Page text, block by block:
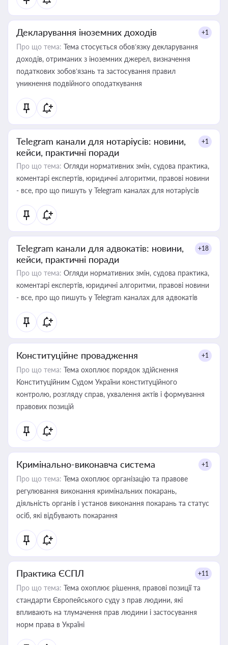
Декларування іноземних доходів +1
Про що тема: Тема стосується обов’язку декларування
доходів, отриманих з іноземних джерел, визначення
податкових зобов’язань та застосування правил
уникнення подвійного оподаткування
Telegram канали для нотаріусів: новини,
кейси, практичні поради
+1
Про що тема: Огляди нормативних змін, судова практика,
коментарі експертів, юридичні алгоритми, правові новини
- все, про що пишуть у Telegram каналах для нотаріусів
Telegram канали для адвокатів: новини,
кейси, практичні поради
+18
Про що тема: Огляди нормативних змін, судова практика,
коментарі експертів, юридичні алгоритми, правові новини
- все, про що пишуть у Telegram каналах для адвокатів
Конституційне провадження +1
Про що тема: Тема охоплює порядок здійснення
Конституційним Судом України конституційного
контролю, розгляду справ, ухвалення актів і формування
правових позицій
Кримінально-виконавча система +1
Про що тема: Тема охоплює організацію та правове
регулювання виконання кримінальних покарань,
діяльність органів і установ виконання покарань та статус
осіб, які відбувають покарання
Практика ЄСПЛ +11
Про що тема: Тема охоплює рішення, правові позиції та
стандарти Європейського суду з прав людини, які
впливають на тлумачення прав людини і застосування
норм права в Україні